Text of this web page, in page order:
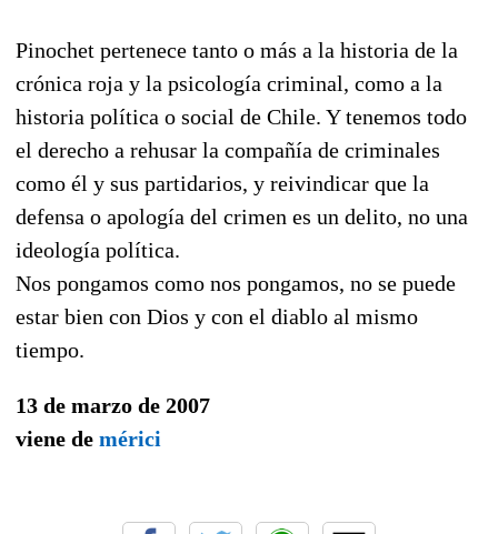
Pinochet pertenece tanto o más a la historia de la
crónica roja y la psicología criminal, como a la
historia política o social de Chile. Y tenemos todo
el derecho a rehusar la compañía de criminales
como él y sus partidarios, y reivindicar que la
defensa o apología del crimen es un delito, no una
ideología política.
Nos pongamos como nos pongamos, no se puede
estar bien con Dios y con el diablo al mismo
tiempo.
13 de marzo de 2007
viene de mérici